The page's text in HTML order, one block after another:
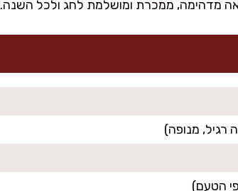
מדהימה, ממכרת ומושלמת לחג ולכל השנה.